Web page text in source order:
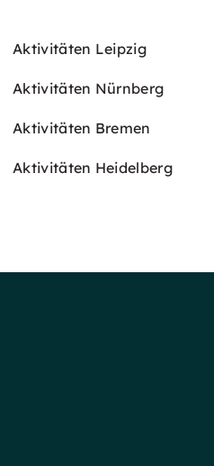
Aktivitäten Leipzig
Aktivitäten Nürnberg
Aktivitäten Bremen
Aktivitäten Heidelberg